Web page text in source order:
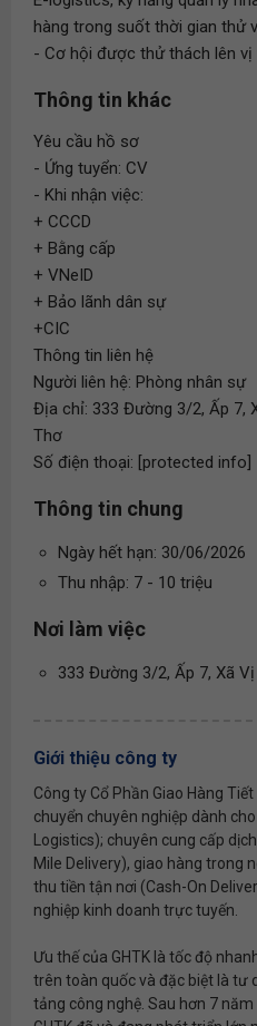
hàng trong suốt thời gian thử
- Cơ hội được thử thách lên
Thông tin khác
Yêu cầu hồ sơ
- Ứng tuyển: CV
- Khi nhận việc:
+ CCCD
+ Bằng cấp
+ VNeID
+ Bảo lãnh dân sự
+CIC
Thông tin liên hệ
Người liên hệ: Phòng nhân sự
Địa chỉ: 333 Đường 3/2, Ấp 7,
Thơ
Số điện thoại: [protected info]
Thông tin chung
Ngày hết hạn: 30/06/2026
Thu nhập: 7 - 10 triệu
Nơi làm việc
333 Đường 3/2, Ấp 7, Xã
Giới thiệu công ty
Công ty Cổ Phần Giao Hàng
chuyển chuyên nghiệp dành
Logistics); chuyên cung cấp
Mile Delivery), giao hàng trong
thu tiền tận nơi (Cash-On
nghiệp kinh doanh trực tuyến.
Ưu thế của GHTK là tốc độ
trên toàn quốc và đặc biệt là tư
tảng công nghệ. Sau hơn 7